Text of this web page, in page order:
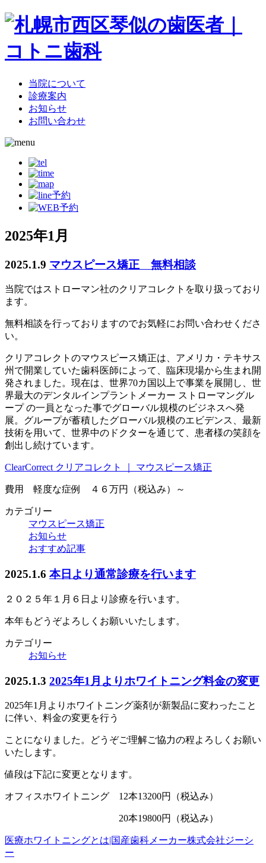
当院について
診療案内
お知らせ
お問い合わせ
2025年1月
2025.1.9 マウスピース矯正 無料相談
当院ではストローマン社のクリアコレクトを取り扱っており
ます。
無料相談を行っておりますのでお気軽にお問い合わせくださ
い。
クリアコレクトのマウスピース矯正は、アメリカ・テキサス
州で開業していた歯科医師によって、臨床現場から生まれ開
発されました。現在は、世界70カ国以上で事業を展開し、世
界最大のデンタルインプラントメーカー ストローマングル
ープ の一員となった事でグローバル規模のビジネスへ発
展。グループが蓄積したグローバル規模のエビデンス、最新
技術を用いて、世界中のドクターを通じて、患者様の笑顔を
創出し続けています。
ClearCorrect クリアコレクト ｜ マウスピース矯正
費用 軽度な症例 ４６万円（税込み）～
カテゴリー
マウスピース矯正
お知らせ
おすすめ記事
2025.1.6 本日より通常診療を行います
２０２５年１月６日より診療を行います。
本年もどうぞよろしくお願いいたします。
カテゴリー
お知らせ
2025.1.3 2025年1月よりホワイトニング料金の変更
2025年1月よりホワイトニング薬剤が新製品に変わったこと
に伴い、料金の変更を行う
ことになりました。どうぞご理解ご協力の程よろしくお願い
いたします。
値段は下記に変更となります。
オフィスホワイトニング 12本13200円（税込み）
20本19800円（税込み）
医療ホワイトニングとは|国産歯科メーカー株式会社ジーシ
ー